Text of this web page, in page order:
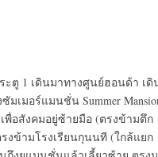
ะตู 1 เดินมาทางศูนย์ฮอนด้า เดิ
มอร์แมนชั่น Summer
พื่อสังคมอยู่ซ้ายมือ (ตรงข้ามตึก
งข้ามโรงเรียนกุนนที (ใกล้แยก